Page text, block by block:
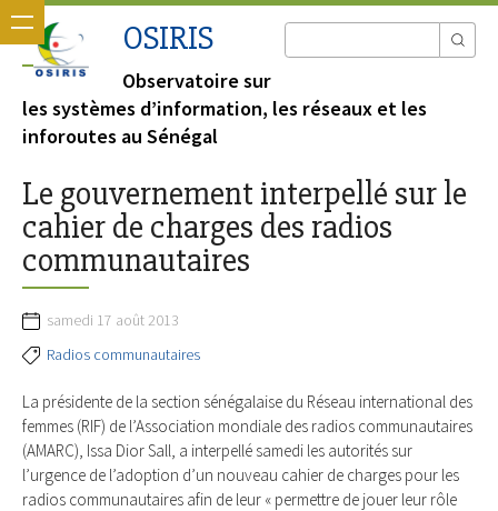
OSIRIS
Observatoire sur
les systèmes d’information, les réseaux et les
inforoutes au Sénégal
Le gouvernement interpellé sur le
cahier de charges des radios
communautaires
samedi 17 août 2013
Radios communautaires
La présidente de la section sénégalaise du Réseau international des
femmes (RIF) de l’Association mondiale des radios communautaires
(AMARC), Issa Dior Sall, a interpellé samedi les autorités sur
l’urgence de l’adoption d’un nouveau cahier de charges pour les
radios communautaires afin de leur « permettre de jouer leur rôle